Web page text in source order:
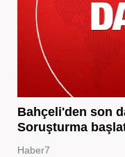
Bahçeli'den son
Soruşturma
Haber7